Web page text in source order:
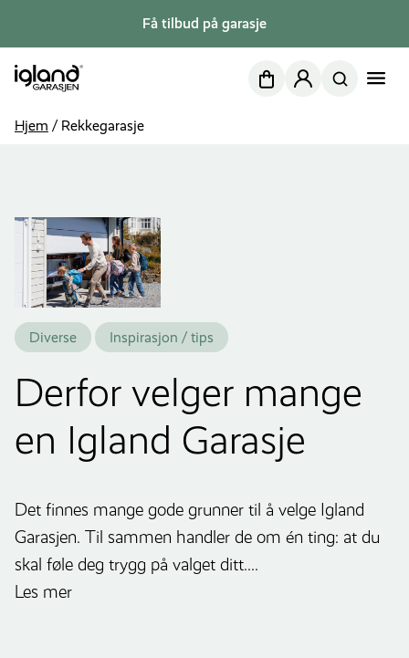
Få tilbud på garasje
NettbutikkMin side
Hjem / Rekkegarasje
Diverse Inspirasjon / tips
Derfor velger mange
en Igland Garasje
Det finnes mange gode grunner til å velge Igland
Garasjen. Til sammen handler de om én ting: at du
skal føle deg trygg på valget ditt....
Les mer